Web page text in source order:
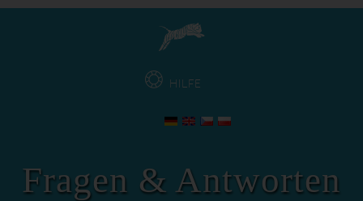
HILFE
Fragen & Antworten